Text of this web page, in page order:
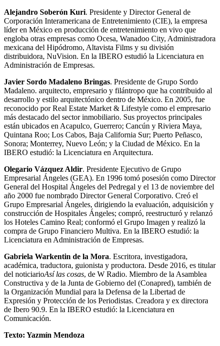
Alejandro Soberón Kuri. Presidente y Director General de
Corporación Interamericana de Entretenimiento (CIE), la empresa
líder en México en producción de entretenimiento en vivo que
engloba otras empresas como Ocesa, Wanadoo City, Administradora
mexicana del Hipódromo, Altavista Films y su división
distribuidora, NuVision. En la IBERO estudió la Licenciatura en
Administración de Empresas.
Javier Sordo Madaleno Bringas. Presidente de Grupo Sordo
Madaleno. arquitecto, empresario y filántropo que ha contribuido al
desarrollo y estilo arquitectónico dentro de México. En 2005, fue
reconocido por Real Estate Market & Lifestyle como el empresario
más destacado del sector inmobiliario. Sus proyectos principales
están ubicados en Acapulco, Guerrero; Cancún y Riviera Maya,
Quintana Roo; Los Cabos, Baja California Sur; Puerto Peñasco,
Sonora; Monterrey, Nuevo León; y la Ciudad de México. En la
IBERO estudió: la Licenciatura en Arquitectura.
Olegario Vázquez Aldir. Presidente Ejecutivo de Grupo
Empresarial Ángeles (GEA). En 1996 tomó posesión como Director
General del Hospital Ángeles del Pedregal y el 13 de noviembre del
año 2000 fue nombrado Director General Corporativo. Creó el
Grupo Empresarial Ángeles, dirigiendo la evaluación, adquisición y
construcción de Hospitales Ángeles; compró, reestructuró y relanzó
los Hoteles Camino Real; conformó el Grupo Imagen y realizó la
compra de Grupo Financiero Multiva. En la IBERO estudió: la
Licenciatura en Administración de Empresas.
Gabriela Warkentin de la Mora. Escritora, investigadora,
académica, traductora, guionista y productora. Desde 2016, es titular
del noticiarioAsí las cosas, de W Radio. Miembro de la Asamblea
Constructiva y de la Junta de Gobierno del (Conapred), también de
la Organización Mundial para la Defensa de la Libertad de
Expresión y Protección de los Periodistas. Creadora y ex directora
de Ibero 90.9. En la IBERO estudió: la Licenciatura en
Comunicación.
Texto: Yazmín Mendoza